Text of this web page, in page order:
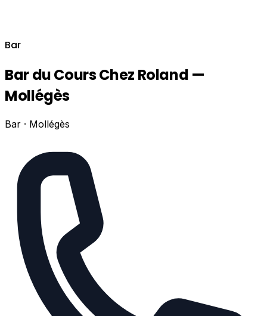
Bar
Bar du Cours Chez Roland —
Mollégès
Bar · Mollégès